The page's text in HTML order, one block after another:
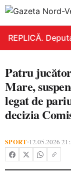
REPLICĂ.
Patru
Mare,
legat de
decizia
SPORT•12.05.2026